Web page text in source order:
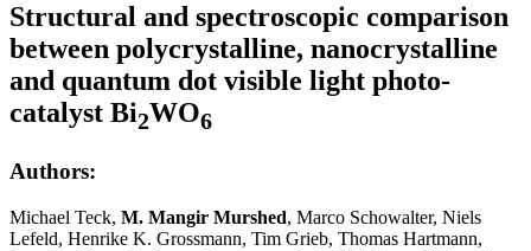
Structural and spectroscopic comparison
between polycrystalline, nanocrystalline
and quantum dot visible light photo-
catalyst Bi2WO6
Authors:
Michael Teck, M. Mangir Murshed, Marco Schowalter, Niels
Lefeld, Henrike K. Grossmann, Tim Grieb, Thomas Hartmann,